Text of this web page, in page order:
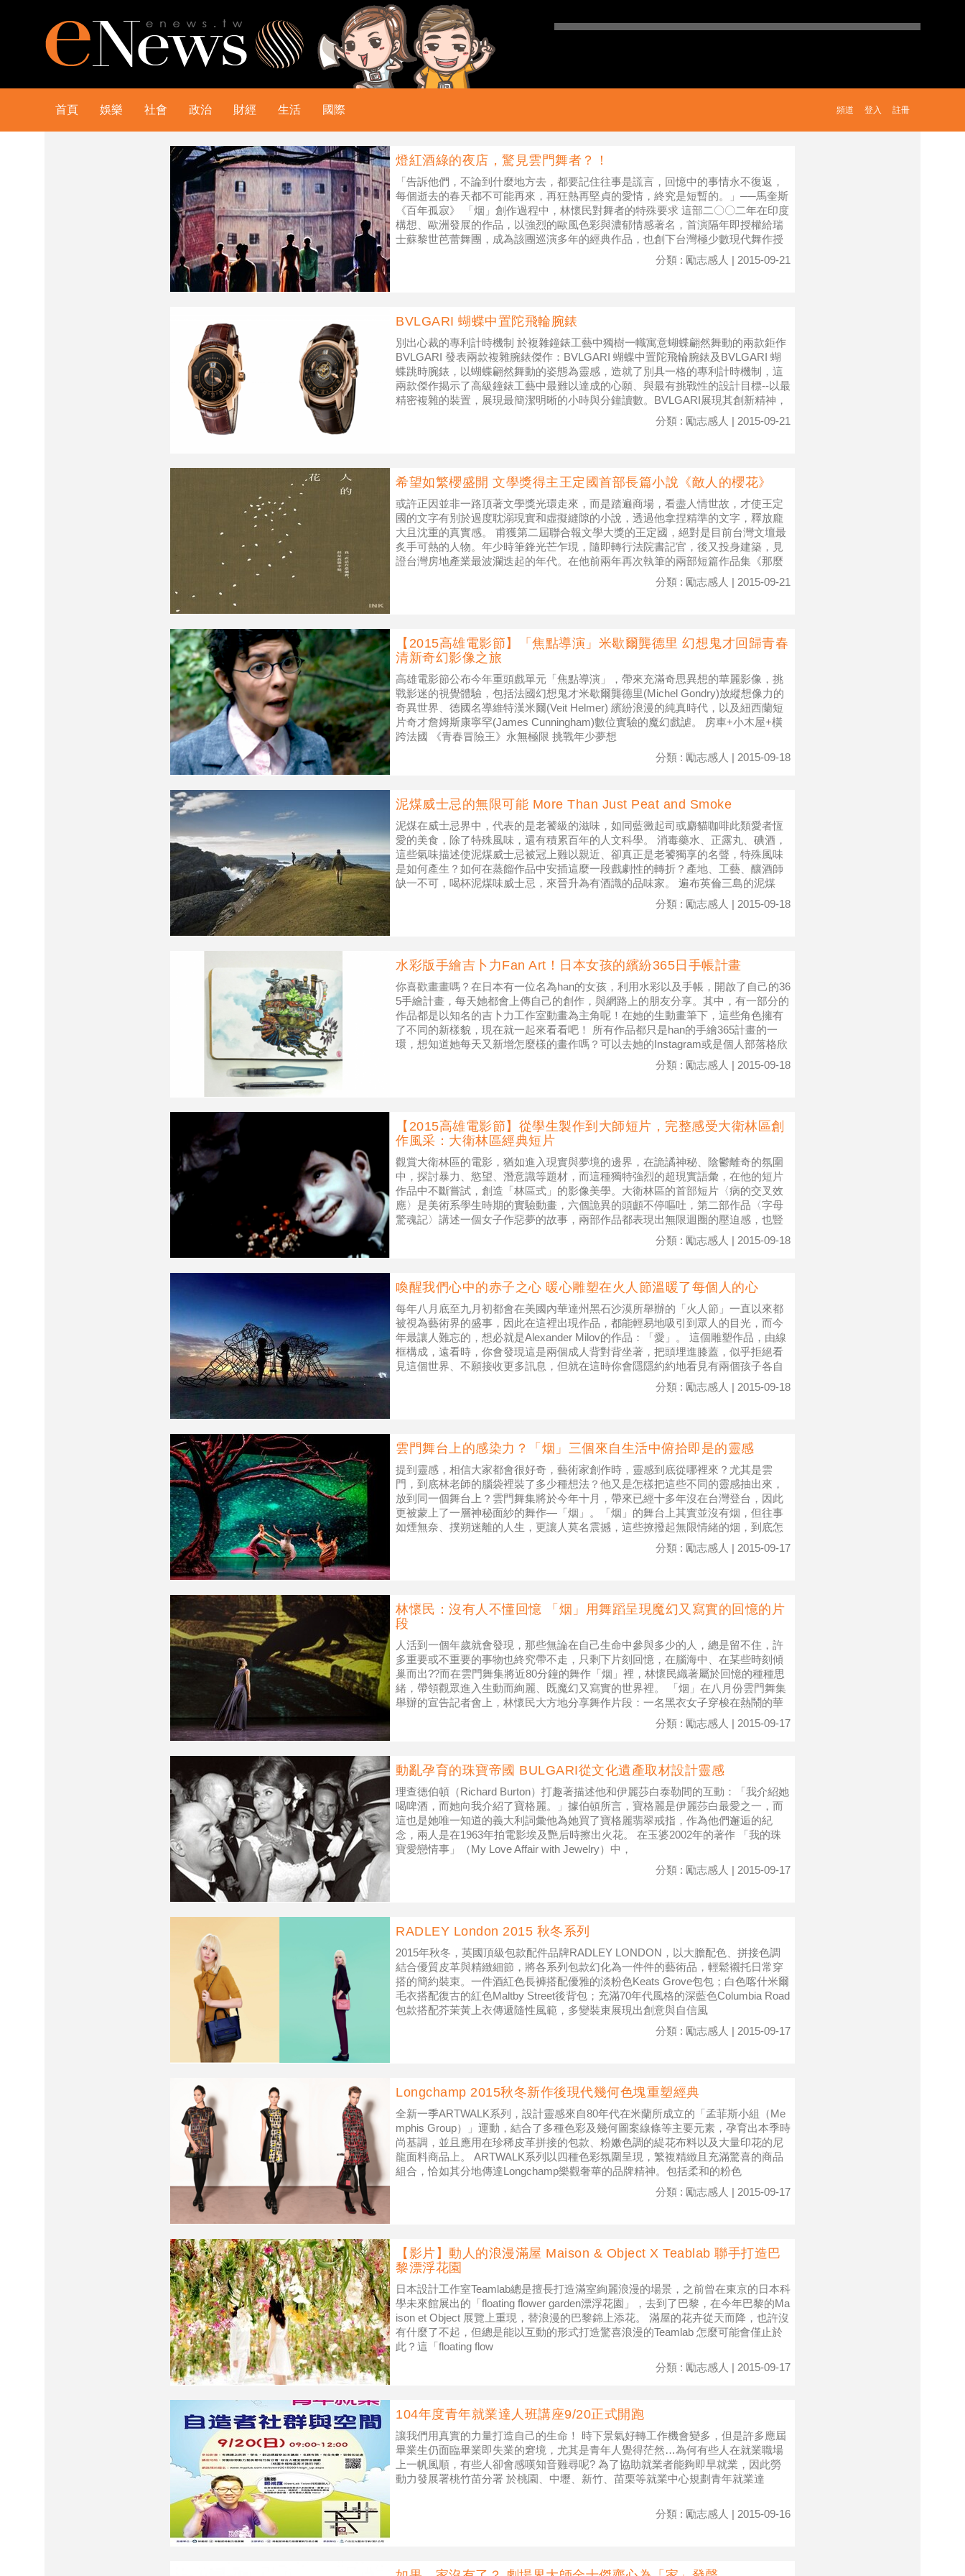
首頁 娛樂 社會 政治 財經 生活 國際 註冊
登入
頻道
燈紅酒綠的夜店，驚見雲門舞者？！
「告訴他們，不論到什麼地方去，都要記住往事是謊言，回憶中的事情永不復返，
每個逝去的春天都不可能再來，再狂熱再堅貞的愛情，終究是短暫的。」──馬奎斯
《百年孤寂》 「烟」創作過程中，林懷民對舞者的特殊要求 這部二〇〇二年在印度
構想、歐洲發展的作品，以強烈的歐風色彩與濃郁情感著名，首演隔年即授權給瑞
士蘇黎世芭蕾舞團，成為該團巡演多年的經典作品，也創下台灣極少數現代舞作授
分類 : 勵志感人 | 2015-09-21
BVLGARI 蝴蝶中置陀飛輪腕錶
別出心裁的專利計時機制 於複雜鐘錶工藝中獨樹一幟寓意蝴蝶翩然舞動的兩款鉅作
BVLGARI 發表兩款複雜腕錶傑作：BVLGARI 蝴蝶中置陀飛輪腕錶及BVLGARI 蝴
蝶跳時腕錶，以蝴蝶翩然舞動的姿態為靈感，造就了別具一格的專利計時機制，這
兩款傑作揭示了高級鐘錶工藝中最難以達成的心願、與最有挑戰性的設計目標--以最
精密複雜的裝置，展現最簡潔明晰的小時與分鐘讀數。BVLGARI展現其創新精神，
分類 : 勵志感人 | 2015-09-21
希望如繁櫻盛開 文學獎得主王定國首部長篇小說《敵人的櫻花》
或許正因並非一路頂著文學獎光環走來，而是踏遍商場，看盡人情世故，才使王定
國的文字有別於過度耽溺現實和虛擬縫隙的小說，透過他拿捏精準的文字，釋放龐
大且沈重的真實感。 甫獲第二屆聯合報文學大獎的王定國，絕對是目前台灣文壇最
炙手可熱的人物。年少時筆鋒光芒乍現，隨即轉行法院書記官，後又投身建築，見
證台灣房地產業最波瀾迭起的年代。在他前兩年再次執筆的兩部短篇作品集《那麼
分類 : 勵志感人 | 2015-09-21
【2015高雄電影節】「焦點導演」米歇爾龔德里 幻想鬼才回歸青春
清新奇幻影像之旅
高雄電影節公布今年重頭戲單元「焦點導演」，帶來充滿奇思異想的華麗影像，挑
戰影迷的視覺體驗，包括法國幻想鬼才米歇爾龔德里(Michel Gondry)放縱想像力的
奇異世界、德國名導維特漢米爾(Veit Helmer) 繽紛浪漫的純真時代，以及紐西蘭短
片奇才詹姆斯康寧罕(James Cunningham)數位實驗的魔幻戲謔。 房車+小木屋+橫
跨法國 《青春冒險王》永無極限 挑戰年少夢想
分類 : 勵志感人 | 2015-09-18
泥煤威士忌的無限可能 More Than Just Peat and Smoke
泥煤在威士忌界中，代表的是老饕級的滋味，如同藍黴起司或麝貓咖啡此類愛者恆
愛的美食，除了特殊風味，還有積累百年的人文科學。 消毒藥水、正露丸、碘酒，
這些氣味描述使泥煤威士忌被冠上難以親近、卻真正是老饕獨享的名聲，特殊風味
是如何產生？如何在蒸餾作品中安插這麼一段戲劇性的轉折？產地、工藝、釀酒師
缺一不可，喝杯泥煤味威士忌，來晉升為有酒識的品味家。 遍布英倫三島的泥煤
分類 : 勵志感人 | 2015-09-18
水彩版手繪吉卜力Fan Art！日本女孩的繽紛365日手帳計畫
你喜歡畫畫嗎？在日本有一位名為han的女孩，利用水彩以及手帳，開啟了自己的36
5手繪計畫，每天她都會上傳自己的創作，與網路上的朋友分享。其中，有一部分的
作品都是以知名的吉卜力工作室動畫為主角呢！在她的生動畫筆下，這些角色擁有
了不同的新樣貌，現在就一起來看看吧！ 所有作品都只是han的手繪365計畫的一
環，想知道她每天又新增怎麼樣的畫作嗎？可以去她的Instagram或是個人部落格欣
分類 : 勵志感人 | 2015-09-18
【2015高雄電影節】從學生製作到大師短片，完整感受大衛林區創
作風采：大衛林區經典短片
觀賞大衛林區的電影，猶如進入現實與夢境的邊界，在詭譎神秘、陰鬱離奇的氛圍
中，探討暴力、慾望、潛意識等題材，而這種獨特強烈的超現實語彙，在他的短片
作品中不斷嘗試，創造「林區式」的影像美學。大衛林區的首部短片〈病的交叉效
應〉是美術系學生時期的實驗動畫，六個詭異的頭顱不停嘔吐，第二部作品〈字母
驚魂記〉講述一個女子作惡夢的故事，兩部作品都表現出無限迴圈的壓迫感，也豎
分類 : 勵志感人 | 2015-09-18
喚醒我們心中的赤子之心 暖心雕塑在火人節溫暖了每個人的心
每年八月底至九月初都會在美國內華達州黑石沙漠所舉辦的「火人節」一直以來都
被視為藝術界的盛事，因此在這裡出現作品，都能輕易地吸引到眾人的目光，而今
年最讓人難忘的，想必就是Alexander Milov的作品：「愛」。 這個雕塑作品，由線
框構成，遠看時，你會發現這是兩個成人背對背坐著，把頭埋進膝蓋，似乎拒絕看
見這個世界、不願接收更多訊息，但就在這時你會隱隱約約地看見有兩個孩子各自
分類 : 勵志感人 | 2015-09-18
雲門舞台上的感染力？「烟」三個來自生活中俯拾即是的靈感
提到靈感，相信大家都會很好奇，藝術家創作時，靈感到底從哪裡來？尤其是雲
門，到底林老師的腦袋裡裝了多少種想法？他又是怎樣把這些不同的靈感抽出來，
放到同一個舞台上？雲門舞集將於今年十月，帶來已經十多年沒在台灣登台，因此
更被蒙上了一層神秘面紗的舞作―「烟」。「烟」的舞台上其實並沒有烟，但往事
如煙無奈、撲朔迷離的人生，更讓人莫名震撼，這些撩撥起無限情緒的烟，到底怎
分類 : 勵志感人 | 2015-09-17
林懷民：沒有人不懂回憶 「烟」用舞蹈呈現魔幻又寫實的回憶的片
段
人活到一個年歲就會發現，那些無論在自己生命中參與多少的人，總是留不住，許
多重要或不重要的事物也終究帶不走，只剩下片刻回憶，在腦海中、在某些時刻傾
巢而出??而在雲門舞集將近80分鐘的舞作「烟」裡，林懷民織著屬於回憶的種種思
緒，帶領觀眾進入生動而絢麗、既魔幻又寫實的世界裡。 「烟」在八月份雲門舞集
舉辦的宣告記者會上，林懷民大方地分享舞作片段：一名黑衣女子穿梭在熱鬧的華
分類 : 勵志感人 | 2015-09-17
動亂孕育的珠寶帝國 BULGARI從文化遺產取材設計靈感
理查德伯頓（Richard Burton）打趣著描述他和伊麗莎白泰勒間的互動：「我介紹她
喝啤酒，而她向我介紹了寶格麗。」據伯頓所言，寶格麗是伊麗莎白最愛之一，而
這也是她唯一知道的義大利詞彙他為她買了寶格麗翡翠戒指，作為他們邂逅的紀
念，兩人是在1963年拍電影埃及艷后時擦出火花。 在玉婆2002年的著作 「我的珠
寶愛戀情事」（My Love Affair with Jewelry）中，
分類 : 勵志感人 | 2015-09-17
RADLEY London 2015 秋冬系列
2015年秋冬，英國頂級包款配件品牌RADLEY LONDON，以大膽配色、拼接色調
結合優質皮革與精緻細節，將各系列包款幻化為一件件的藝術品，輕鬆襯托日常穿
搭的簡約裝束。一件酒紅色長褲搭配優雅的淡粉色Keats Grove包包；白色喀什米爾
毛衣搭配復古的紅色Maltby Street後背包；充滿70年代風格的深藍色Columbia Road
包款搭配芥茉黃上衣傳遞隨性風範，多變裝束展現出創意與自信風
分類 : 勵志感人 | 2015-09-17
Longchamp 2015秋冬新作後現代幾何色塊重塑經典
全新一季ARTWALK系列，設計靈感來自80年代在米蘭所成立的「孟菲斯小組（Me
mphis Group）」運動，結合了多種色彩及幾何圖案線條等主要元素，孕育出本季時
尚基調，並且應用在珍稀皮革拼接的包款、粉嫩色調的緹花布料以及大量印花的尼
龍面料商品上。 ARTWALK系列以四種色彩氛圍呈現，繁複精緻且充滿驚喜的商品
組合，恰如其分地傳達Longchamp樂觀奢華的品牌精神。包括柔和的粉色
分類 : 勵志感人 | 2015-09-17
【影片】動人的浪漫滿屋 Maison & Object X Teablab 聯手打造巴
黎漂浮花園
日本設計工作室Teamlab總是擅長打造滿室絢麗浪漫的場景，之前曾在東京的日本科
學未來館展出的「floating flower garden漂浮花園」，去到了巴黎，在今年巴黎的Ma
ison et Object 展覽上重現，替浪漫的巴黎錦上添花。 滿屋的花卉從天而降，也許沒
有什麼了不起，但總是能以互動的形式打造驚喜浪漫的Teamlab 怎麼可能會僅止於
此？這「floating flow
分類 : 勵志感人 | 2015-09-17
104年度青年就業達人班講座9/20正式開跑
讓我們用真實的力量打造自己的生命！ 時下景氣好轉工作機會變多，但是許多應屆
畢業生仍面臨畢業即失業的窘境，尤其是青年人覺得茫然…為何有些人在就業職場
上一帆風順，有些人卻會感嘆知音難尋呢? 為了協助就業者能夠即早就業，因此勞
動力發展署桃竹苗分署 於桃園、中壢、新竹、苗栗等就業中心規劃青年就業達
分類 : 勵志感人 | 2015-09-16